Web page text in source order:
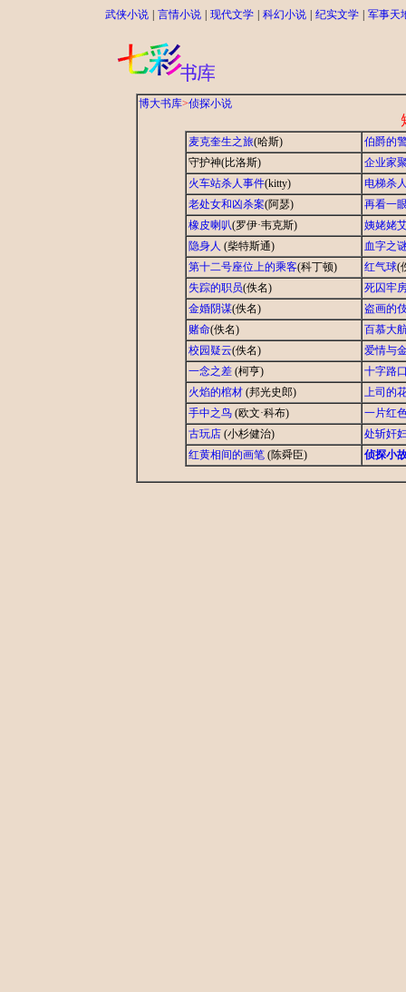
武侠小说 言情小说 现代文学 科幻小说 纪实文学 军事天
博大书库>侦探小说
麦克奎生之旅(哈斯)
伯爵的
守护神(比洛斯)
企业家
火车站杀人事件(kitty)
电梯杀
老处女和凶杀案(阿瑟)
再看一
橡皮喇叭(罗伊·韦克斯)
姨姥姥
隐身人 (柴特斯通)
血字之
第十二号座位上的乘客(科丁顿) 红气球(
失踪的职员(佚名)
死囚牢
金婚阴谋(佚名)
盗画的
赌命(佚名)
百慕大
校园疑云(佚名)
爱情与
一念之差 (柯亨)
十字路
火焰的棺材 (邦光史郎)
上司的
手中之鸟 (欧文·科布)
一片红
古玩店 (小杉健治)
处斩奸
红黄相间的画笔 (陈舜臣) 侦探小